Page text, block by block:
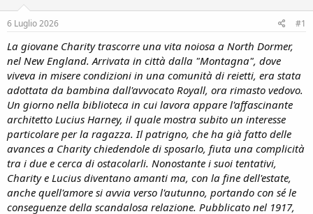
e
D
s
c
u
s
s
i
n
e
i
i
o
6 Luglio 2026 #1
La giovane Charity trascorre una vita noiosa a North Dormer,
nel New England. Arrivata in città dalla "Montagna", dove
viveva in misere condizioni in una comunità di reietti, era stata
adottata da bambina dall'avvocato Royall, ora rimasto vedovo.
Un giorno nella biblioteca in cui lavora appare l'affascinante
architetto Lucius Harney, il quale mostra subito un interesse
particolare per la ragazza. Il patrigno, che ha già fatto delle
avances a Charity chiedendole di sposarlo, fiuta una complicità
tra i due e cerca di ostacolarli. Nonostante i suoi tentativi,
Charity e Lucius diventano amanti ma, con la fine dell'estate,
anche quell'amore si avvia verso l'autunno, portando con sé le
conseguenze della scandalosa relazione. Pubblicato nel 1917,